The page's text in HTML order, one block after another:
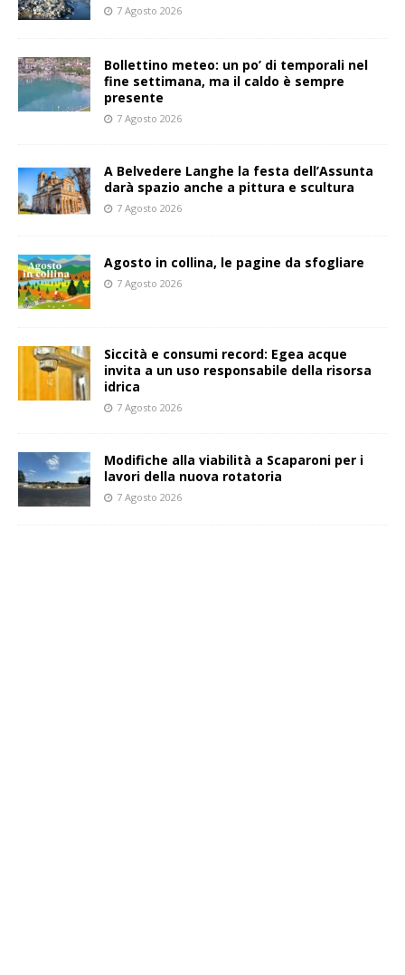
7 Agosto 2026
Bollettino meteo: un po’ di temporali nel
fine settimana, ma il caldo è sempre
presente
7 Agosto 2026
A Belvedere Langhe la festa dell’Assunta
darà spazio anche a pittura e scultura
7 Agosto 2026
Agosto in collina, le pagine da sfogliare
7 Agosto 2026
Siccità e consumi record: Egea acque
invita a un uso responsabile della risorsa
idrica
7 Agosto 2026
Modifiche alla viabilità a Scaparoni per i
lavori della nuova rotatoria
7 Agosto 2026